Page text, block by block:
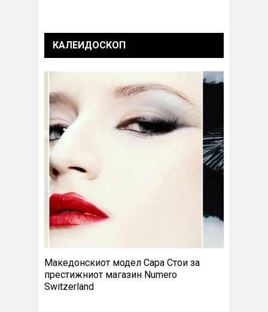
КАЛЕИДОСКОП
Македонскиот модел Сара Стои за
престижниот магазин Numero
Switzerland